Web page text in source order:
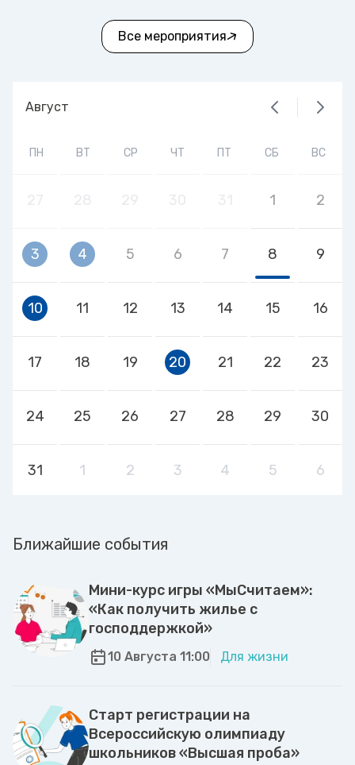
Все мероприятия
Август
ПН ВТ СР ЧТ ПТ СБ ВС
1 2
3 4 5 6 7 8 9
10 11 12 13 14 15 16
17 18 19 20 21 22 23
24 25 26 27 28 29 30
31 1 2 3 4 5 6
Ближайшие события
Мини-курс игры «МыСчитаем»:
«Как получить жилье с
господдержкой»
10 Августа 11:00 Для жизни
Старт регистрации на
Всероссийскую олимпиаду
школьников «Высшая проба»